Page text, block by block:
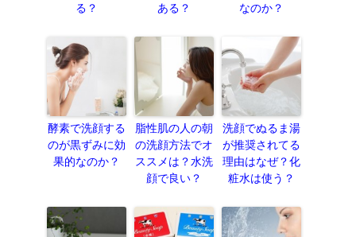
る？ ある？ なのか？
酵素で洗顔する
のが黒ずみに効
果的なのか？
脂性肌の人の朝
の洗顔方法でオ
ススメは？水洗
顔で良い？
洗顔でぬるま湯
が推奨されてる
理由はなぜ？化
粧水は使う？